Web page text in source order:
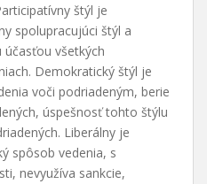
štýl je
spolupracujúci štýl a
účasťou všetkých
Demokratický štýl je
voči podriadeným, berie
úspešnosť tohto štýlu
Liberálny je
spôsob vedenia, s
nevyužíva sankcie,